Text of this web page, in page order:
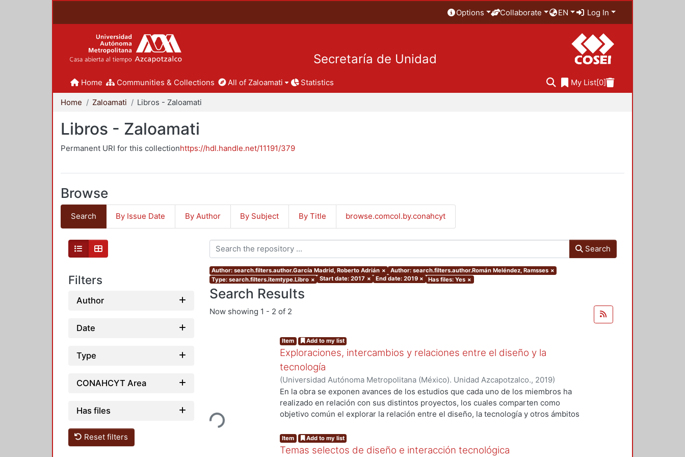
Options Collaborate EN Log In
Secretaría de Unidad
Home Communities & Collections All of Zaloamati Statistics My List[0]
Home Zaloamati Libros - Zaloamati
Libros - Zaloamati
Permanent URI for this collectionhttps://hdl.handle.net/11191/379
Browse
Search By Issue Date By Author By Subject By Title browse.comcol.by.conahcyt
Filters
Author
Date
Type
CONAHCYT Area
Has files
Reset filters
Search
Author: search.filters.author.García Madrid, Roberto Adrián × Author: search.filters.author.Román Meléndez, Ramsses ×
Type: search.filters.itemtype.Libro × Start date: 2017 × End date: 2019 × Has files: Yes ×
Search Results
Now showing 1 - 2 of 2
Loading...
Item Add to my list
Exploraciones, intercambios y relaciones entre el diseño y la
tecnología
(Universidad Autónoma Metropolitana (México). Unidad Azcapotzalco., 2019)
Ferruzca-Navarro, Marco Vinicio;García Madrid, Roberto Adrián;López-Martínez,
Roberto E.;Murillo Islas, Ivonne;Román Meléndez, Ramsses ;Sainz, Itzel;Zizumbo
Alamilla, Alda María
En la obra se exponen avances de los estudios que cada uno de los miembros ha
realizado en relación con sus distintos proyectos, los cuales comparten como
objetivo común el explorar la relación entre el diseño, la tecnología y otros ámbitos
de éstos en la interacción social y productiva. Cada uno de los capítulos, por tanto,
representa una mirada específica que abona a la generación del conocimiento
Item Add to my list
Temas selectos de diseño e interacción tecnológica